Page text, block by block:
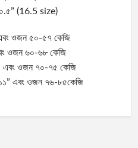
(16.5 size)
ওজন ৫০-৫৭ কেজি
ওজন ৬০-৬৮ কেজি
এবং ওজন ৭০-৭৫ কেজি
এবং ওজন ৭৬-৮৫কেজি